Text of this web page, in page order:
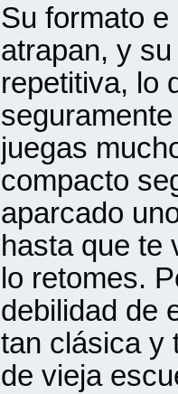
Su formato
atrapan, y
repetitiva, lo
juegas
compacto
aparcado
hasta que te
lo retomes.
debilidad de
tan clásica y
de vieja